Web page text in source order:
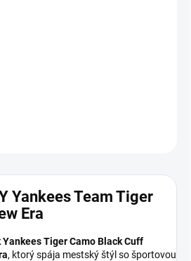
Yankees Team Tiger
Era
Yankees Tiger Camo Black Cuff
, ktorý spája mestský štýl so športovou